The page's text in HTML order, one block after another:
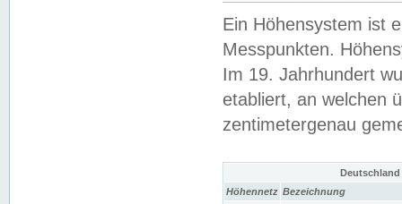
Ein Höhensystem ist
Messpunkten.
Im 19. Jahrhundert
etabliert, an welchen
zentimetergenau
Höhennetz Bezeichnung